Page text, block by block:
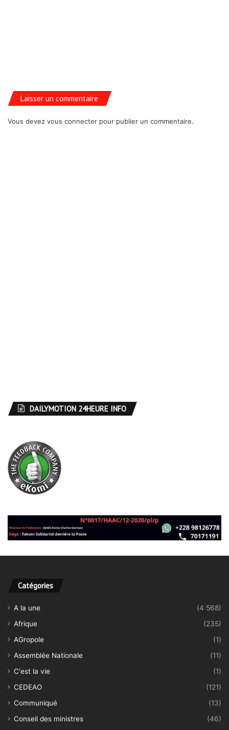
Laisser un commentaire
Vous devez vous connecter pour publier un commentaire.
DAILYMOTION 24HEURE INFO
Catégories
A la une
(4 568)
Afrique
(235)
AGropole
(1)
Assemblée Nationale
(11)
C'est la vie
(1)
CEDEAO
(121)
Communiqué
(13)
Conseil des ministres
(46)